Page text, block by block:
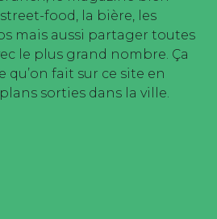
food, la bière, les
mais aussi partager toutes
le plus grand nombre. Ça
qu’on fait sur ce site en
sorties dans la ville.